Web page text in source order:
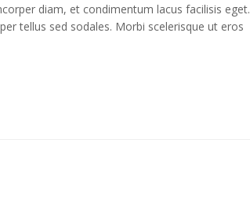
diam, et condimentum lacus facilisis eget.
tellus sed sodales. Morbi scelerisque ut eros